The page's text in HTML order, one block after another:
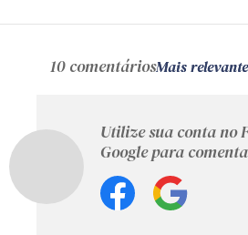
10 comentáriosMais
Utilize sua conta no
Google para